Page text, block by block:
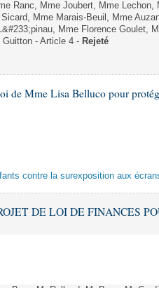
Ranc, Mme Joubert, Mme
Mme Marais-Beuil, Mme
Mme Florence Goulet,
- Article 4 - Rejeté
de Mme Lisa Belluco pour
contre la surexposition aux
DE LOI DE FINANCES